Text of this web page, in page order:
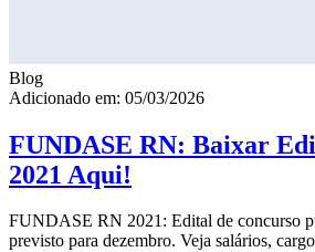
Blog
Adicionado em: 05/03/2026
FUNDASE RN: Baixar
2021 Aqui!
FUNDASE RN 2021: Edital de concurso
previsto para dezembro. Veja salários,